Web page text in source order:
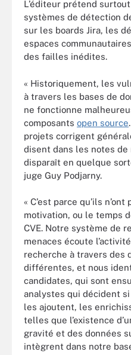
L’éditeur prétend
systèmes de détection
sur les boards Jira, les
espaces
des failles inédites.
« Historiquement, les
à travers les bases de
ne fonctionne
composants open source
projets corrigent
disent dans les notes de
disparaît en quelque
juge Guy Podjarny.
« C’est parce qu’ils
motivation, ou le temps
CVE. Notre système de
menaces écoute
recherche à travers des
différentes, et nous
candidates, qui sont
analystes qui décident
les ajoutent, les
telles que l’existence
gravité et des données
intègrent dans notre